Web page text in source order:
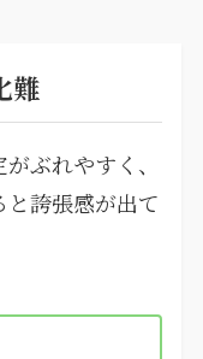
難
ぶれやすく、
誇張感が出て